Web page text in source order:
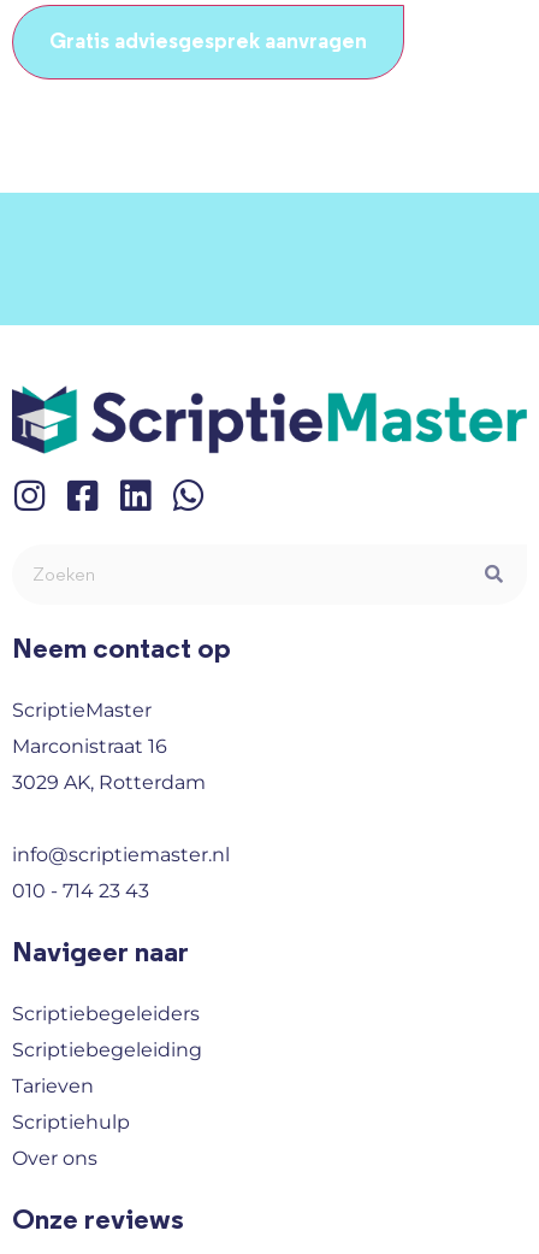
Neem contact op
ScriptieMaster
Marconistraat 16
3029 AK, Rotterdam
info@scriptiemaster.nl
010 - 714 23 43
Navigeer naar
Scriptiebegeleiders
Scriptiebegeleiding
Tarieven
Scriptiehulp
Over ons
Onze reviews